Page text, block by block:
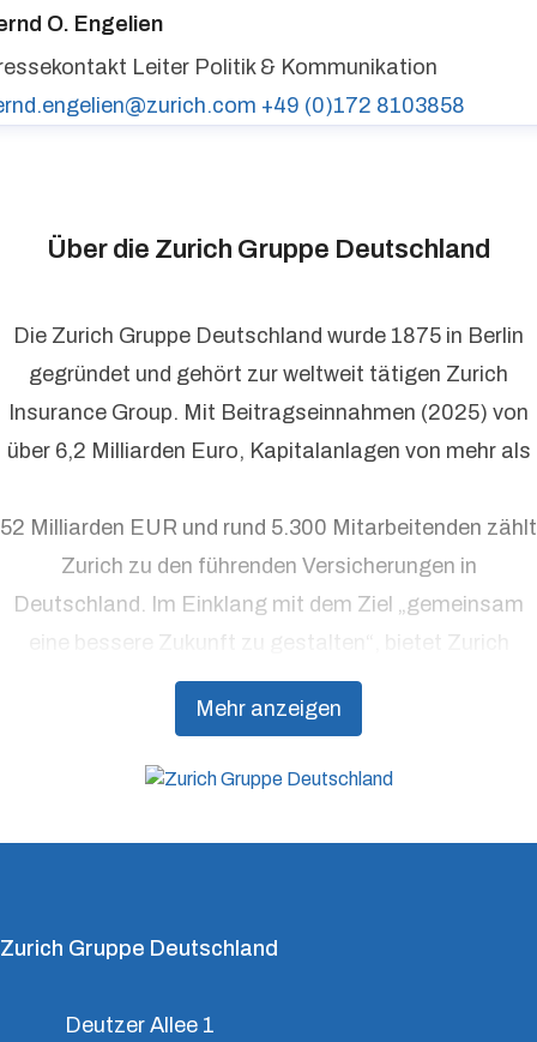
O. Engelien
Leiter Politik & Kommunikation
+49 (0)172 8103858
Über die Zurich Gruppe Deutschland
Mehr anzeigen
Die Zurich Gruppe Deutschland wurde 1875 in Berlin
gegründet und gehört zur weltweit tätigen Zurich
Insurance Group. Mit Beitragseinnahmen (2025) von
über 6,2 Milliarden Euro, Kapitalanlagen von mehr als
52 Milliarden EUR und rund 5.300 Mitarbeitenden zählt
Zurich zu den führenden Versicherungen in
Deutschland. Im Einklang mit dem Ziel „gemeinsam
eine bessere Zukunft zu gestalten“, bietet Zurich
Präventionsdienstleistungen an, die über traditionelle
Versicherungsprodukte hinausgehen, um Kunden
Zurich Gruppe Deutschland
Deutzer Allee 1